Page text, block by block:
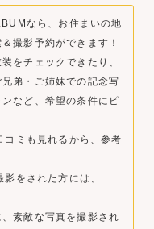
なら、お住まいの地
撮影予約ができます！
をチェックできたり、
弟・ご姉妹での記念写
など、希望の条件にピ
ミも見れるから、参考
をされた方には、
素敵な写真を撮影され